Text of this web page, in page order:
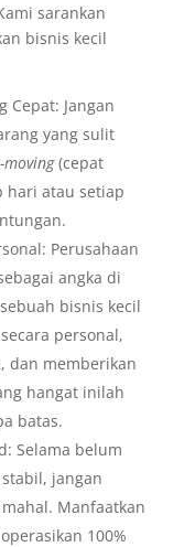
sarankan
bisnis kecil
Cepat: Jangan
yang sulit
moving(cepat
hari atau setiap
Perusahaan
angka di
bisnis kecil
personal,
dan memberikan
hangat inilah
batas.
Selama belum
jangan
Manfaatkan
100%